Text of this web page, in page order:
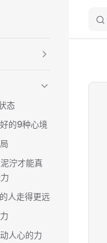
态
的9种心境
泞才能真
人走得更远
人心的力